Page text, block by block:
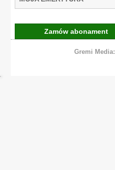
Zamów abonament
Gremi Media: